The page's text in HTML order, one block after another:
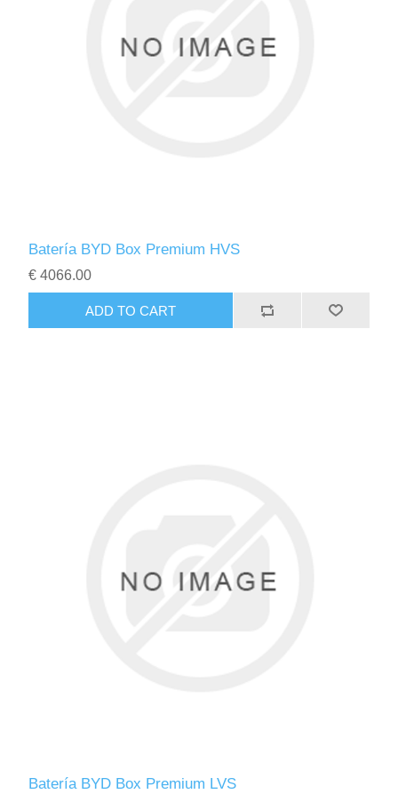
Batería BYD Box Premium HVS
€ 4066.00
Batería BYD Box Premium LVS